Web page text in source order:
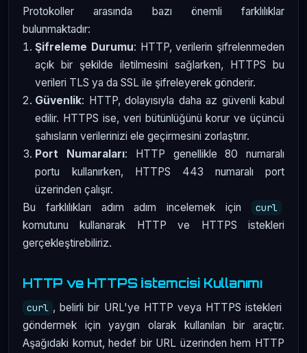
Protokoller arasında bazı önemli farklılıklar
bulunmaktadır:
Şifreleme Durumu: HTTP, verilerin şifrelenmeden
açık bir şekilde iletilmesini sağlarken, HTTPS bu
verileri TLS ya da SSL ile şifreleyerek gönderir.
Güvenlik: HTTP, dolayısıyla daha az güvenli kabul
edilir. HTTPS ise, veri bütünlüğünü korur ve üçüncü
şahısların verilerinizi ele geçirmesini zorlaştırır.
Port Numaraları: HTTP genellikle 80 numaralı
portu kullanırken, HTTPS 443 numaralı port
üzerinden çalışır.
Bu farklılıkları adım adım incelemek için
curl
komutunu kullanarak HTTP ve HTTPS istekleri
gerçekleştirebiliriz.
HTTP ve HTTPS İstemcisi Kullanımı
curl , belirli bir URL'ye HTTP veya HTTPS istekleri
göndermek için yaygın olarak kullanılan bir araçtır.
Aşağıdaki komut, hedef bir URL üzerinden hem HTTP